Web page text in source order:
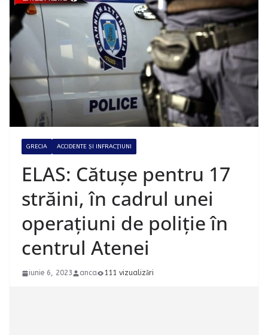
GRECIA ACCIDENTE ȘI INFRACȚIUNI
ELAS: Cătușe pentru 17
străini, în cadrul unei
operațiuni de poliție în
centrul Atenei
iunie 6, 2023 anca 111 vizualizări